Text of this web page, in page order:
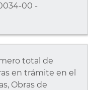
00 -
total de
en trámite en el
Obras de